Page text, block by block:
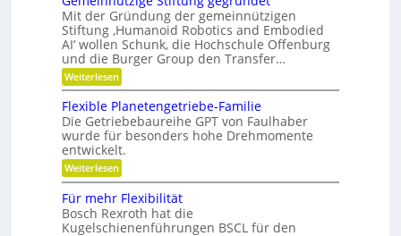
c
h
e
i
c
h
n
e
r
a
t
i
o
n
e
n
f
ü
r
R
o
b
o
t
e
r
g
r
e
e
r
F
r
s
t
e
n
,
e
i
n
e
V
e
a
n
t
Mit der Gründung der gemeinnützigen
Stiftung ‚Humanoid Robotics and Embodied
AI‘ wollen Schunk, die Hochschule Offenburg
und die Burger Group den Transfer…
Weiterlesen:
G
e
m
e
i
n
n
ü
t
z
i
g
Flexible Planetengetriebe-Familie
Die Getriebebaureihe GPT von Faulhaber
wurde für besonders hohe Drehmomente
entwickelt.
Weiterlesen:
F
e
x
i
Für mehr Flexibilität
Bosch Rexroth hat die
Kugelschienenführungen BSCL für den